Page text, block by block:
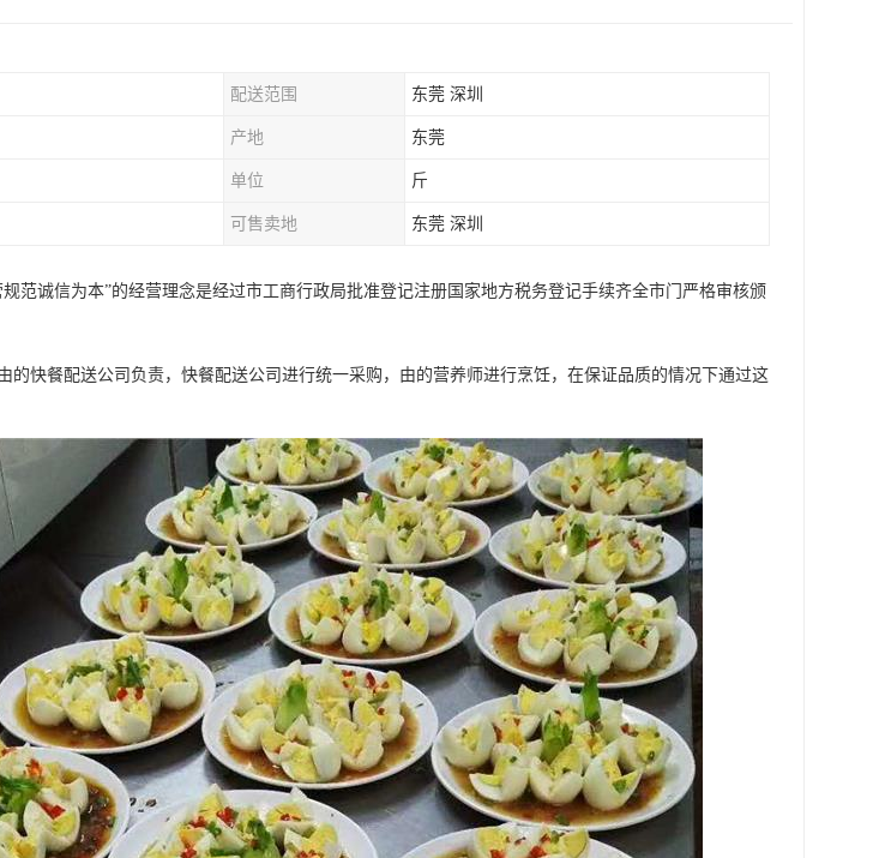
配送范围 东莞 深圳
产地 东莞
单位 斤
可售卖地 东莞 深圳
范诚信为本”的经营理念是经过市工商行政局批准登记注册国家地方税务登记手续齐全市门严格审核颁
的快餐配送公司负责，快餐配送公司进行统一采购，由的营养师进行烹饪，在保证品质的情况下通过这